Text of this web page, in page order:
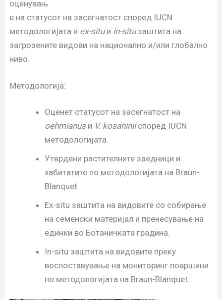
оценувањ
е на статусот на засегнатост според IUCN
методологијата и ex-situи in-situзаштита на
загрозените видови на национално и/или глобално
ниво.
Методологија:
Оценет статусот на засегнатост на
oehmianusи V. kosaniniiспоред IUCN
методологијата.
Утврдени растителните заедници и
хабитатите по методологијата на Braun-
Blanquet.
Ex-situ заштита на видовите со собирање
на семенски материјал и пренесување на
единки во Ботаничката градина.
In-situ заштита на видовите преку
воспоставување на мониторинг површини
по методологијата на Braun-Blanquet.